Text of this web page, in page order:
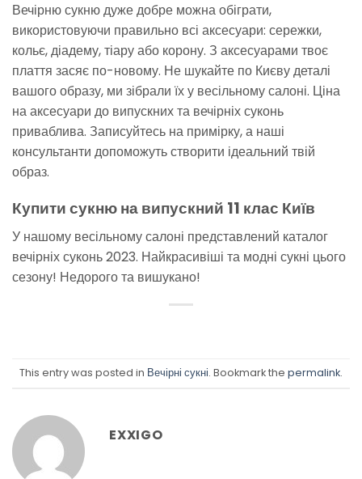
Вечірню сукню дуже добре можна обіграти,
використовуючи правильно всі аксесуари: сережки,
кольє, діадему, тіару або корону. З аксесуарами твоє
плаття засяє по-новому. Не шукайте по Києву деталі
вашого образу, ми зібрали їх у весільному салоні. Ціна
на аксесуари до випускних та вечірніх суконь
приваблива. Записуйтесь на примірку, а наші
консультанти допоможуть створити ідеальний твій
образ.
Купити сукню на випускний 11 клас Київ
У нашому весільному салоні представлений каталог
вечірніх суконь 2023. Найкрасивіші та модні сукні цього
сезону! Недорого та вишукано!
This entry was posted in Вечірні сукні. Bookmark the permalink.
EXXIGO